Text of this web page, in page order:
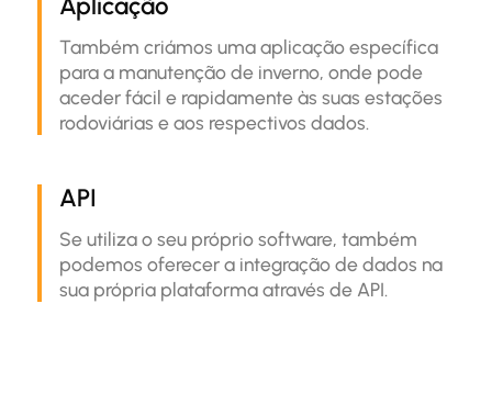
Aplicação
Também criámos uma aplicação específica
para a manutenção de inverno, onde pode
aceder fácil e rapidamente às suas estações
rodoviárias e aos respectivos dados.
API
Se utiliza o seu próprio software, também
podemos oferecer a integração de dados na
sua própria plataforma através de API.